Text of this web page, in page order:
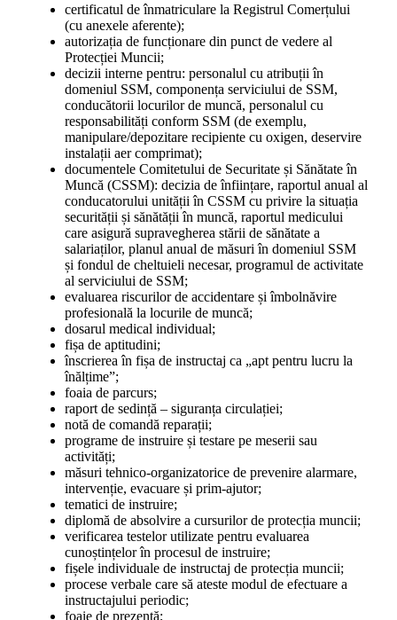
certificatul de înmatriculare la Registrul Comerțului
(cu anexele aferente);
autorizația de funcționare din punct de vedere al
Protecției Muncii;
decizii interne pentru: personalul cu atribuții în
domeniul SSM, componența serviciului de SSM,
conducătorii locurilor de muncă, personalul cu
responsabilități conform SSM (de exemplu,
manipulare/depozitare recipiente cu oxigen, deservire
instalații aer comprimat);
documentele Comitetului de Securitate și Sănătate în
Muncă (CSSM): decizia de înființare, raportul anual al
conducatorului unității în CSSM cu privire la situația
securității și sănătății în muncă, raportul medicului
care asigură supravegherea stării de sănătate a
salariaților, planul anual de măsuri în domeniul SSM
și fondul de cheltuieli necesar, programul de activitate
al serviciului de SSM;
evaluarea riscurilor de accidentare și îmbolnăvire
profesională la locurile de muncă;
dosarul medical individual;
fișa de aptitudini;
înscrierea în fișa de instructaj ca „apt pentru lucru la
înălțime”;
foaia de parcurs;
raport de sedință – siguranța circulației;
notă de comandă reparații;
programe de instruire și testare pe meserii sau
activități;
măsuri tehnico-organizatorice de prevenire alarmare,
intervenție, evacuare și prim-ajutor;
tematici de instruire;
diplomă de absolvire a cursurilor de protecția muncii;
verificarea testelor utilizate pentru evaluarea
cunoștințelor în procesul de instruire;
fișele individuale de instructaj de protecția muncii;
procese verbale care să ateste modul de efectuare a
instructajului periodic;
foaie de prezență;